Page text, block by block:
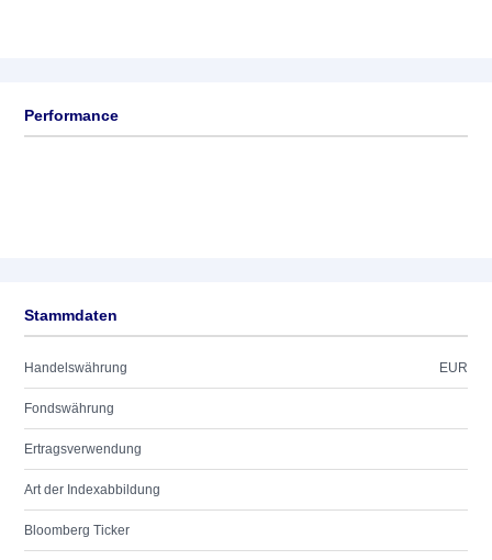
Performance
Stammdaten
Handelswährung EUR
Fondswährung
Ertragsverwendung
Art der Indexabbildung
Bloomberg Ticker